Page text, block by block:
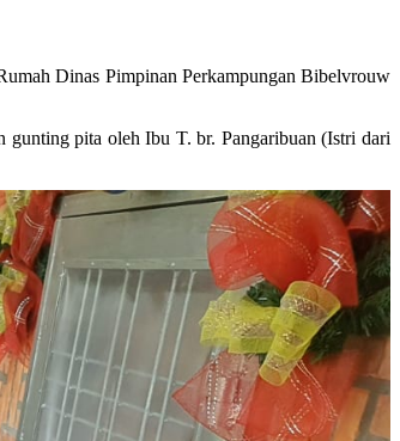
Dinas Pimpinan Perkampungan Bibelvrouw
gunting pita oleh Ibu T. br. Pangaribuan (Istri dari